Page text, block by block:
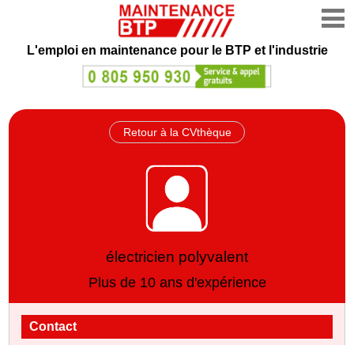
L'emploi en maintenance pour le BTP et l'industrie
Retour à la CVthèque
électricien polyvalent
Plus de 10 ans d'expérience
Contact